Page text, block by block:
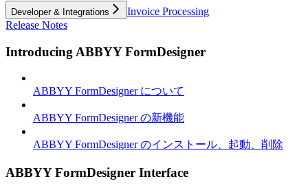
Developer & Integrations
Invoice Processing
Release Notes
Introducing ABBYY FormDesigner
ABBYY FormDesigner について
ABBYY FormDesigner の新機能
ABBYY FormDesigner のインストール、起動、削除
ABBYY FormDesigner Interface